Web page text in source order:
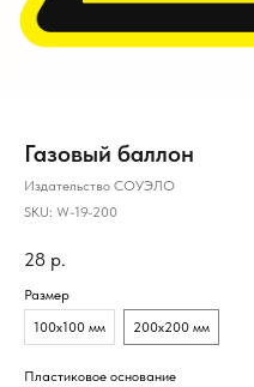
Газовый баллон
Издательство СОУЭЛО
SKU: W-19-200
28 р.
Размер
100х100 мм
200х200 мм
Пластиковое основание